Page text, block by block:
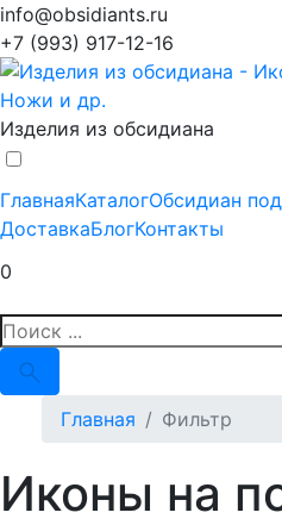
info@obsidiants.ru
+7 (993) 917-12-16
Изделия из обсидиана
ГлавнаяКаталогОбсидиан
ДоставкаБлогКонтакты
0
Главная Фильтр
Иконы на